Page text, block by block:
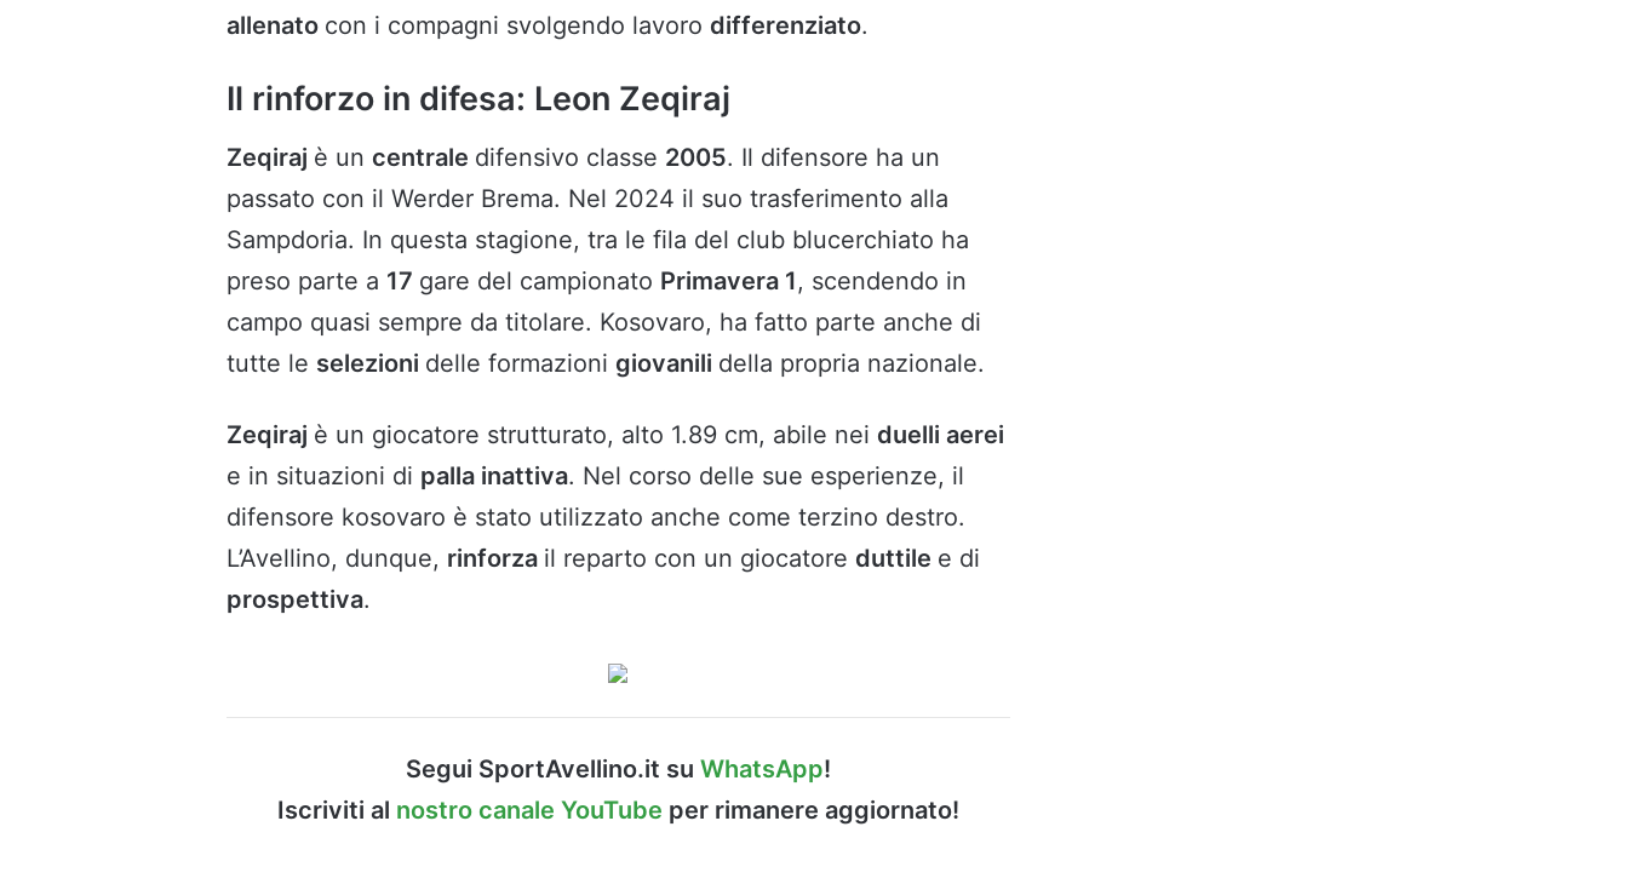
allenato con i compagni svolgendo lavoro differenziato.
Il rinforzo in difesa: Leon Zeqiraj
Zeqiraj è un centrale difensivo classe 2005. Il difensore ha un
passato con il Werder Brema. Nel 2024 il suo trasferimento alla
Sampdoria. In questa stagione, tra le fila del club blucerchiato ha
preso parte a 17 gare del campionato Primavera 1 , scendendo in
campo quasi sempre da titolare. Kosovaro, ha fatto parte anche di
tutte le selezioni delle formazioni giovanili della propria nazionale.
Zeqiraj è un giocatore strutturato, alto 1.89 cm, abile nei duelli aerei
e in situazioni di palla inattiva. Nel corso delle sue esperienze, il
difensore kosovaro è stato utilizzato anche come terzino destro.
L’Avellino, dunque, rinforza il reparto con un giocatore duttile e di
prospettiva.
Segui SportAvellino.it su WhatsApp!
Iscriviti al nostro canale YouTube per rimanere aggiornato!